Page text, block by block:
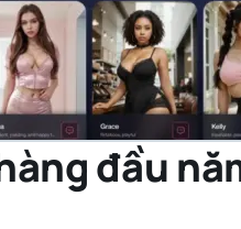
đầu